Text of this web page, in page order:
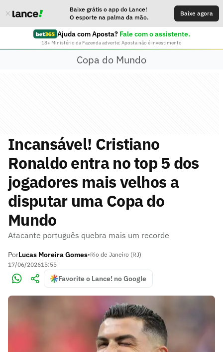
Baixe grátis o app do Lance!
O esporte na palma da mão.
Baixe agora
Ajuda com Aposta? Fale com o assistente.
18+ Ministério da Fazenda adverte: Aposta não é investimento
Copa do Mundo
Incansável! Cristiano
Ronaldo entra no top 5 dos
jogadores mais velhos a
disputar uma Copa do
Mundo
Atacante português quebra mais um recorde
PorLucas Moreira Gomes•Rio de Janeiro (RJ)
17/06/202615:55
Favorite o Lance! no Google